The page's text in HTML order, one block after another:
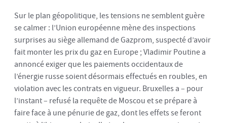
Sur le plan géopolitique, les tensions ne semblent guère
se calmer : l’Union européenne mène des inspections
surprises au siège allemand de Gazprom, suspecté d’avoir
fait monter les prix du gaz en Europe ; Vladimir Poutine a
annoncé exiger que les paiements occidentaux de
l’énergie russe soient désormais effectués en roubles, en
violation avec les contrats en vigueur. Bruxelles a – pour
l’instant – refusé la requête de Moscou et se prépare à
faire face à une pénurie de gaz, dont les effets se feront